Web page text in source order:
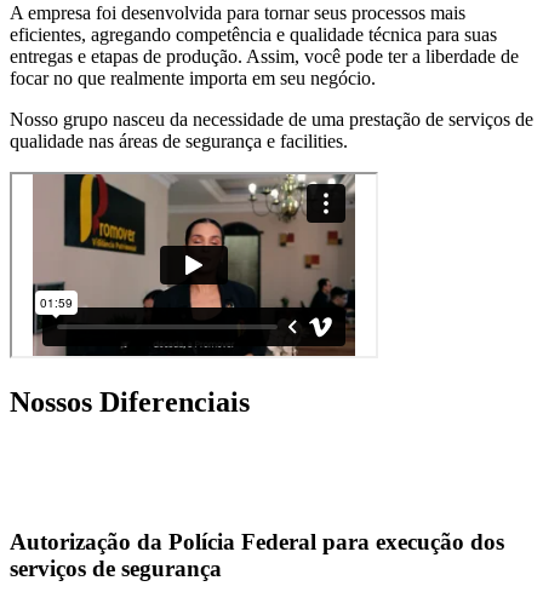
A empresa foi desenvolvida para tornar seus processos mais
eficientes, agregando competência e qualidade técnica para suas
entregas e etapas de produção. Assim, você pode ter a liberdade de
focar no que realmente importa em seu negócio.
Nosso grupo nasceu da necessidade de uma prestação de serviços de
qualidade nas áreas de segurança e facilities.
Nossos Diferenciais
Autorização da Polícia Federal para execução dos
serviços de segurança